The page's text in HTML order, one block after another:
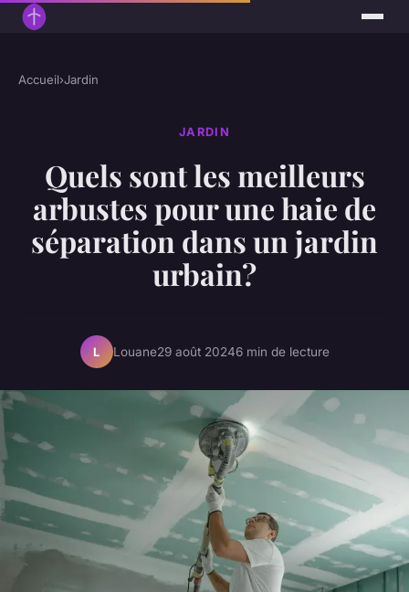
Accueil›Jardin
JARDIN
Quels sont les meilleurs
arbustes pour une haie de
séparation dans un jardin
urbain?
L Louane29 août 20246 min de lecture